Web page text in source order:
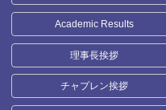
Academic Results
理事長挨拶
チャプレン挨拶